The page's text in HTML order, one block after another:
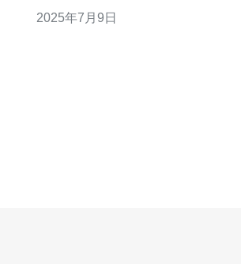
验。 香港是一个互联网发达的地区，拥有优越的网络基础
2025年7月9日